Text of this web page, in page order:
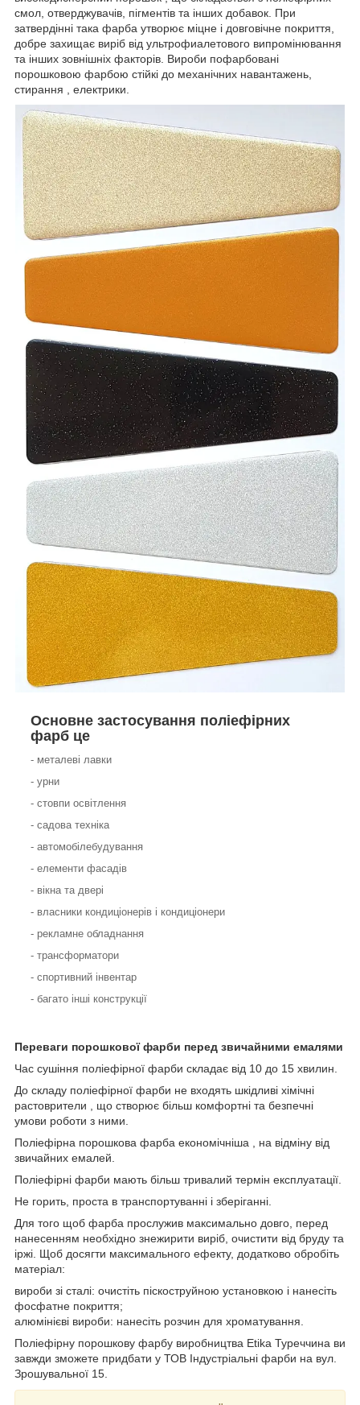
смол, отверджувачів, пігментів та інших добавок. При
затвердінні така фарба утворює міцне і довговічне покриття,
добре захищає виріб від ультрофиалетового випромінювання
та інших зовнішніх факторів. Вироби пофарбовані
порошковою фарбою стійкі до механічних навантажень,
стирання , електрики.
Основне застосування поліефірних
фарб це
- металеві лавки
- урни
- стовпи освітлення
- садова техніка
- автомобілебудування
- елементи фасадів
- вікна та двері
- власники кондиціонерів і кондиціонери
- рекламне обладнання
- трансформатори
- спортивний інвентар
- багато інші конструкції
Переваги порошкової фарби перед звичайними емалями
Час сушіння поліефірної фарби складає від 10 до 15 хвилин.
До складу поліефірної фарби не входять шкідливі хімічні
растоврители , що створює більш комфортні та безпечні
умови роботи з ними.
Поліефірна порошкова фарба економічніша , на відміну від
звичайних емалей.
Поліефірні фарби мають більш тривалий термін експлуатації.
Не горить, проста в транспортуванні і зберіганні.
Для того щоб фарба прослужив максимально довго, перед
нанесенням необхідно знежирити виріб, очистити від бруду та
іржі. Щоб досягти максимального ефекту, додатково обробіть
матеріал:
вироби зі сталі: очистіть піскоструйною установкою і нанесіть
фосфатне покриття;
алюмінієві вироби: нанесіть розчин для хроматування.
Поліефірну порошкову фарбу виробництва Etika Туреччина ви
завжди зможете придбати у ТОВ Індустріальні фарби на вул.
Зрошувальної 15.